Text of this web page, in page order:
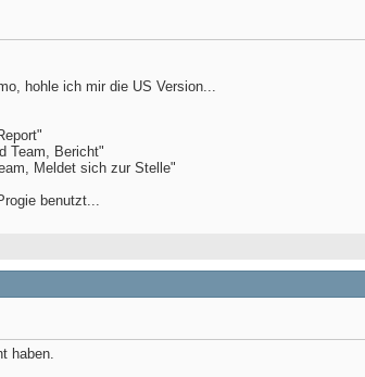
hohle ich mir die US Version...
Team, Bericht"
Meldet sich zur Stelle"
benutzt...
haben.